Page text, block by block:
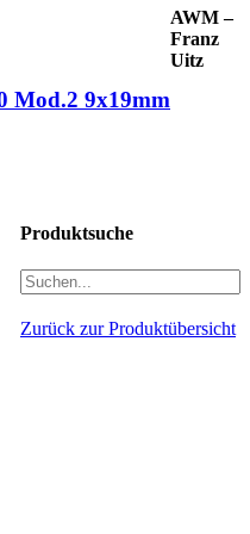
Mod.2 9x19mm
Produktsuche
Zurück zur Produktübersicht
AWM –
Franz
Uitz